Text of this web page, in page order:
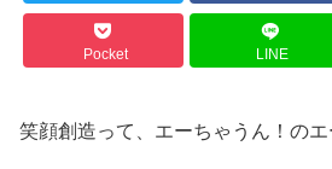
Pocket LINE
笑顔創造って、エーちゃうん！のエ